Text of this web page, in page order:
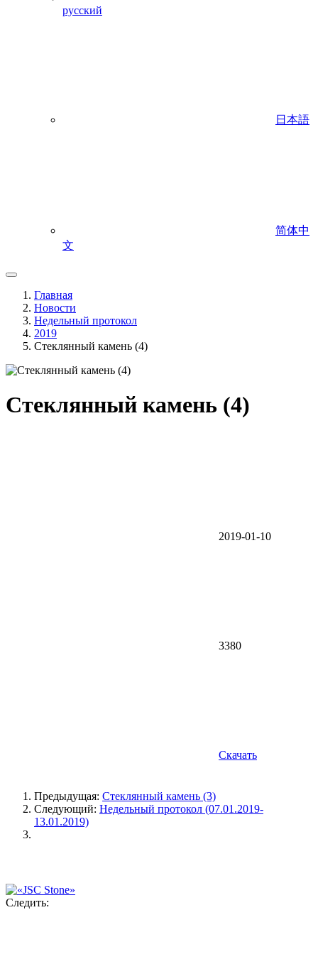
русский
日本語
简体中
文
Главная
Новости
Недельный протокол
2019
Стеклянный камень (4)
Стеклянный камень (4)
2019-01-10
3380
Скачать
Предыдущая: Стеклянный камень (3)
Следующий: Недельный протокол (07.01.2019-
13.01.2019)
Следить: